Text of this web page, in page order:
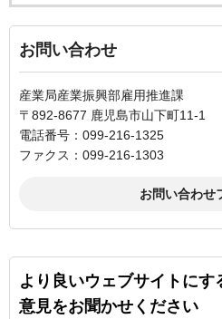
お問い合わせ
産業局産業振興部雇用推進課
〒892-8677 鹿児島市山下町11-1
電話番号：099-216-1325
ファクス：099-216-1303
より良いウェブサイトに
意見をお聞かせください